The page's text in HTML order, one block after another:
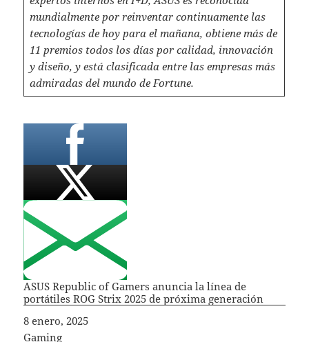
mundialmente por reinventar continuamente las
tecnologías de hoy para el mañana, obtiene más de
11 premios todos los días por calidad, innovación
y diseño, y está clasificada entre las empresas más
admiradas del mundo de Fortune.
ASUS Republic of Gamers anuncia la línea de
portátiles ROG Strix 2025 de próxima generación
Fecha
8 enero, 2025
In relation to
Gaming